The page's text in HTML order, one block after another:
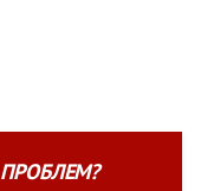
ПРОБЛЕМ?